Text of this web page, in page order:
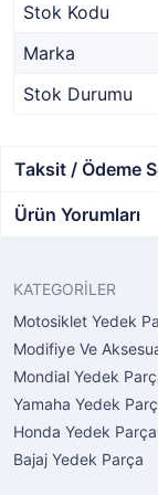
Stok Kodu
Marka
Stok Durumu
Taksit / Ödeme
Ürün Yorumları
KATEGORİLER
Motosiklet Yedek
Modifiye Ve
Mondial Yedek
Yamaha Yedek
Honda Yedek Parça
Bajaj Yedek Parça